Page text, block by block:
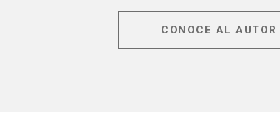
CONOCE AL AUTOR